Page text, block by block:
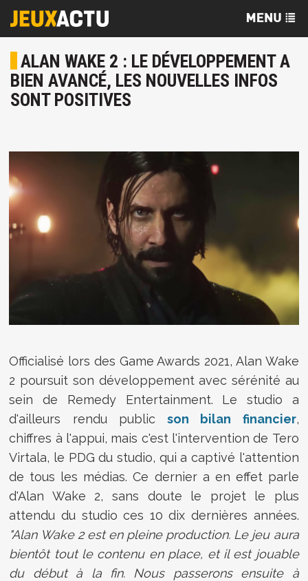
ALAN WAKE 2 : LE DÉVELOPPEMENT A
BIEN AVANCÉ, LES NOUVELLES INFOS
SONT POSITIVES
Officialisé lors des Game Awards 2021, Alan Wake
2 poursuit son développement avec sérénité au
sein de Remedy Entertainment. Le studio a
d'ailleurs rendu publicson bilan financier,
chiffres à l'appui, mais c'est l'intervention de Tero
Virtala, le PDG du studio, qui a captivé l'attention
de tous les médias. Ce dernier a en effet parle
d'Alan Wake 2, sans doute le projet le plus
attendu du studio ces 10 dix dernières années.
"Alan Wake 2 est en pleine production. Le jeu aura
bientôt tout le contenu en place, et il est jouable
du début à la fin. Nous passerons ensuite à